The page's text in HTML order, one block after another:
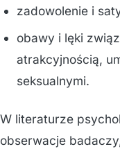
zadowolenie i
obawy i lęki
atrakcyjnością,
seksualnymi.
W literaturze
obserwacje